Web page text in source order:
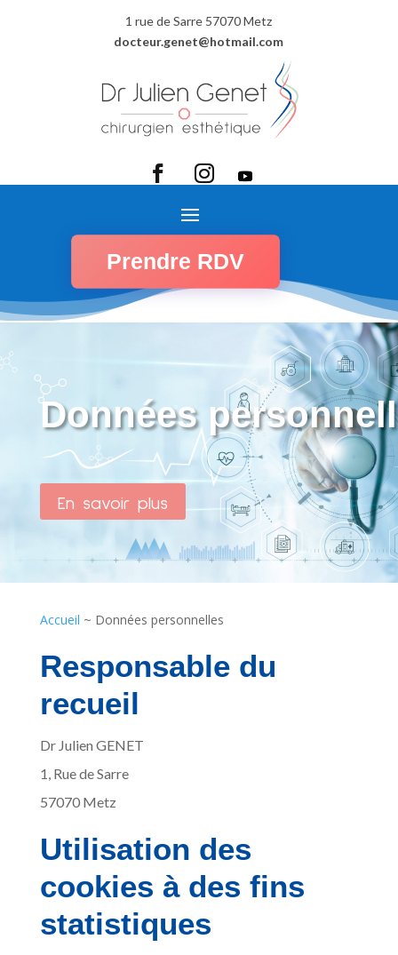
1 rue de Sarre 57070 Metz
docteur.genet@hotmail.com
Prendre RDV
Données
En savoir plus
Accueil ~ Données personnelles
Responsable du
recueil
Dr Julien GENET
1, Rue de Sarre
57070 Metz
Utilisation des
cookies à des fins
statistiques